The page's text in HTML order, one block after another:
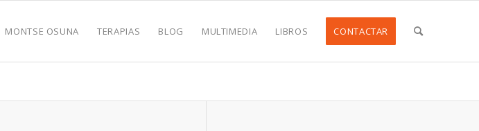
MONTSE OSUNA TERAPIAS BLOG MULTIMEDIA LIBROS CONTACTAR